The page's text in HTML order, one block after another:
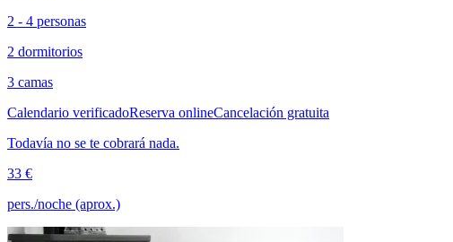
2 - 4 personas
2 dormitorios
3 camas
Calendario verificadoReserva onlineCancelación gratuita
Todavía no se te cobrará nada.
33 €
pers./noche (aprox.)